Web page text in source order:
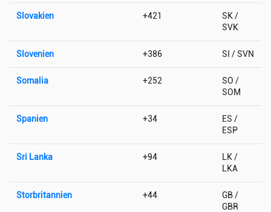
Slovakien +421
SK /
SVK
Slovenien +386 SI / SVN
Somalia +252
SO /
SOM
Spanien +34
ES /
ESP
Sri Lanka +94
LK /
LKA
Storbritannien +44
GB /
GBR